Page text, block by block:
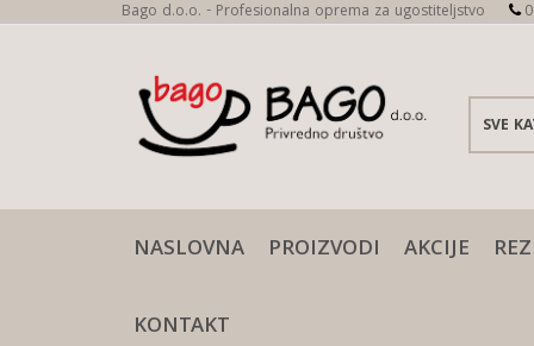
Bago d.o.o. - Profesionalna oprema za ugostiteljstvo
NASLOVNA PROIZVODI AKCIJE
KONTAKT